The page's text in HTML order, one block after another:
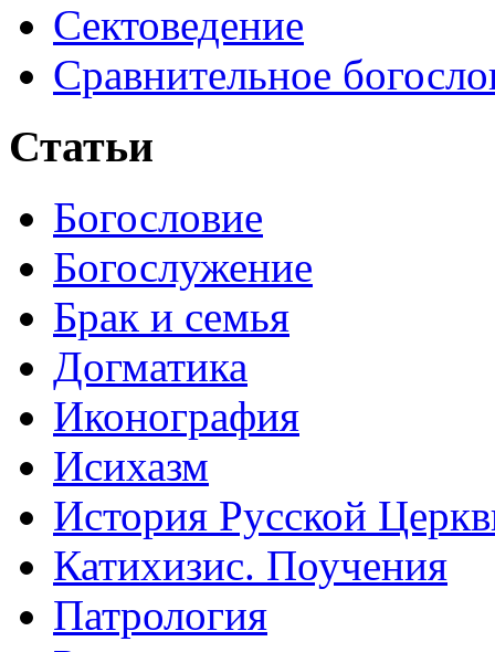
Сектоведение
Сравнительное
Статьи
Богословие
Богослужение
Брак и семья
Догматика
Иконография
Исихазм
История Русской
Катихизис. Поучения
Патрология